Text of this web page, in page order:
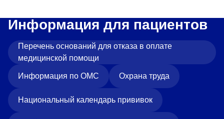
Информация для пациентов
Перечень оснований для отказа в оплате
медицинской помощи
Информация по ОМС Охрана труда
Национальный календарь прививок